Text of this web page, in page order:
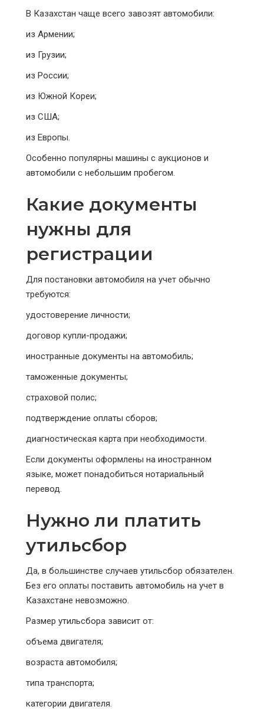
В Казахстан чаще всего завозят автомобили:
из Армении;
из Грузии;
из России;
из Южной Кореи;
из США;
из Европы.
Особенно популярны машины с аукционов и
автомобили с небольшим пробегом.
Какие документы
нужны для
регистрации
Для постановки автомобиля на учет обычно
требуются:
удостоверение личности;
договор купли-продажи;
иностранные документы на автомобиль;
таможенные документы;
страховой полис;
подтверждение оплаты сборов;
диагностическая карта при необходимости.
Если документы оформлены на иностранном
языке, может понадобиться нотариальный
перевод.
Нужно ли платить
утильсбор
Да, в большинстве случаев утильсбор обязателен.
Без его оплаты поставить автомобиль на учет в
Казахстане невозможно.
Размер утильсбора зависит от:
объема двигателя;
возраста автомобиля;
типа транспорта;
категории двигателя.